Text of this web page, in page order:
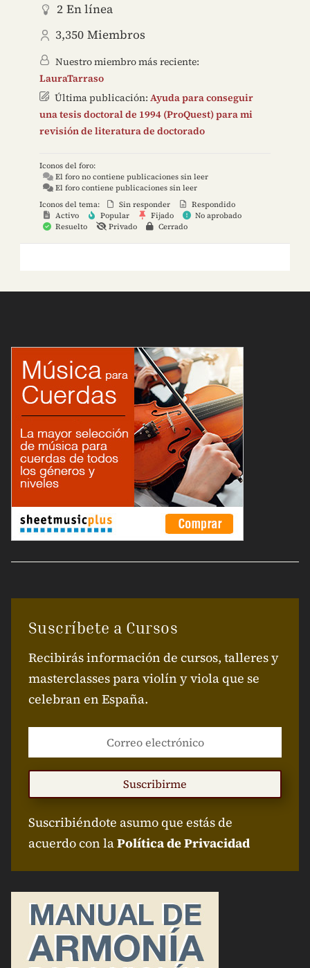
2 En línea
3,350 Miembros
Nuestro miembro más reciente:
LauraTarraso
Última publicación: Ayuda para conseguir
una tesis doctoral de 1994 (ProQuest) para mi
revisión de literatura de doctorado
Iconos del foro:
El foro no contiene publicaciones sin leer
El foro contiene publicaciones sin leer
Iconos del tema:
Sin responder
Respondido
Activo
Popular Fijado
No aprobado
Resuelto
Privado Cerrado
Suscríbete a Cursos
Recibirás información de cursos, talleres y
masterclasses para violín y viola que se
celebran en España.
Suscribirme
Suscribiéndote asumo que estás de
acuerdo con laPolítica de Privacidad